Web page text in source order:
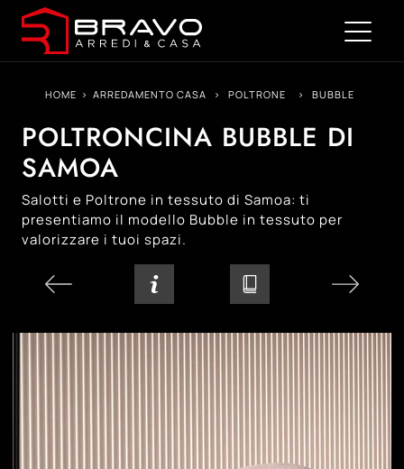
HOME > ARREDAMENTO CASA > POLTRONE > BUBBLE
POLTRONCINA BUBBLE DI
SAMOA
Salotti e Poltrone in tessuto di Samoa: ti
presentiamo il modello Bubble in tessuto per
valorizzare i tuoi spazi.